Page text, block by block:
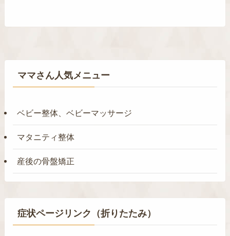
ママさん人気メニュー
ベビー整体、ベビーマッサージ
マタニティ整体
産後の骨盤矯正
症状ページリンク（折りたたみ）